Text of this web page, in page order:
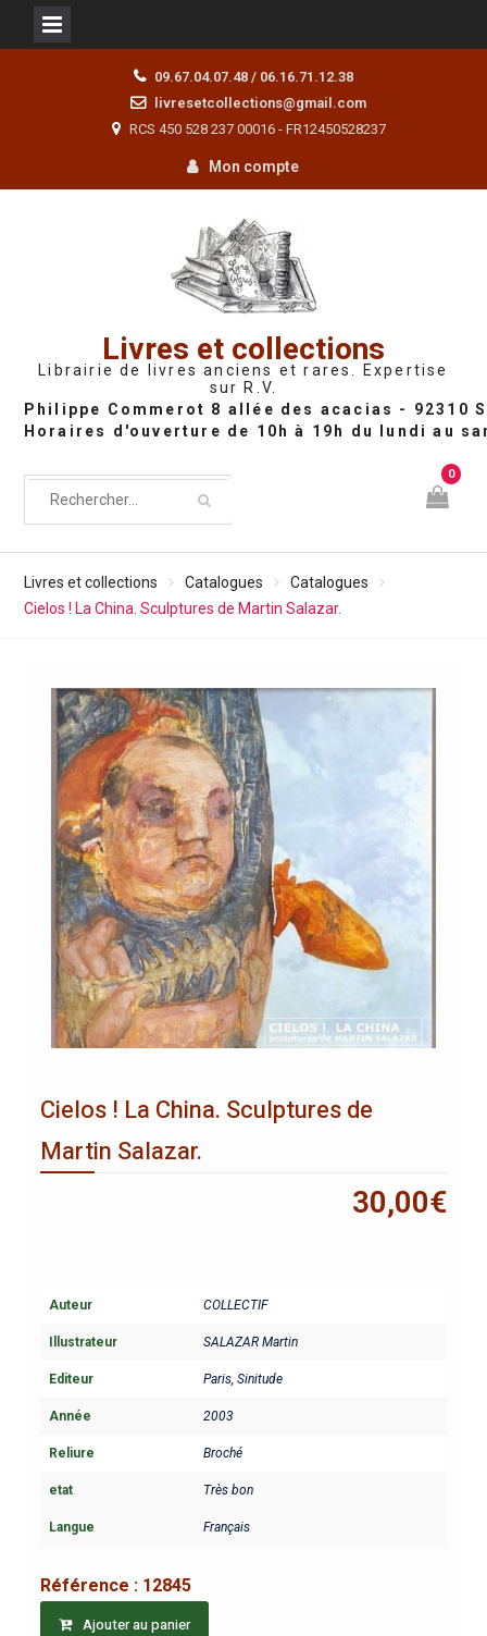
09.67.04.07.48 / 06.16.71.12.38
livresetcollections@gmail.com
RCS 450 528 237 00016 - FR12450528237
Mon compte
Livres et collections
Librairie de livres anciens et rares. Expertise
sur R.V.
0
Livres et collections Catalogues
Catalogues
Cielos ! La China. Sculptures de Martin Salazar.
Cielos ! La China. Sculptures de
Martin Salazar.
30,00€
Auteur COLLECTIF
Illustrateur SALAZAR Martin
Editeur Paris, Sinitude
Année 2003
Reliure Broché
etat Très bon
Langue Français
Référence : 12845
Ajouter au panier